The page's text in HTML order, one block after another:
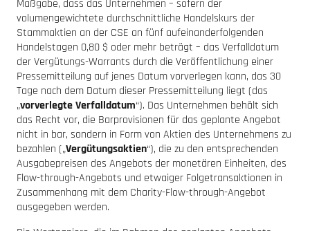
Maßgabe, dass das Unternehmen – sofern der
volumengewichtete durchschnittliche Handelskurs der
Stammaktien an der CSE an fünf aufeinanderfolgenden
Handelstagen 0,80 $ oder mehr beträgt – das Verfalldatum
der Vergütungs-Warrants durch die Veröffentlichung einer
Pressemitteilung auf jenes Datum vorverlegen kann, das 30
Tage nach dem Datum dieser Pressemitteilung liegt (das
„vorverlegte Verfalldatum“). Das Unternehmen behält sich
das Recht vor, die Barprovisionen für das geplante Angebot
nicht in bar, sondern in Form von Aktien des Unternehmens zu
bezahlen („Vergütungsaktien“), die zu den entsprechenden
Ausgabepreisen des Angebots der monetären Einheiten, des
Flow-through-Angebots und etwaiger Folgetransaktionen in
Zusammenhang mit dem Charity-Flow-through-Angebot
ausgegeben werden.